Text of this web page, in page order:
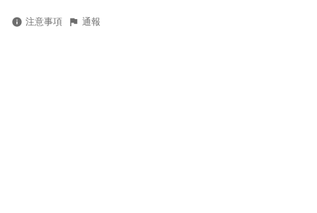
注意事項 通報